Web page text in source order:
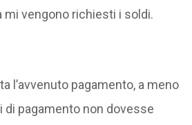
mi vengono richiesti i soldi.
l’avvenuto pagamento, a meno
di pagamento non dovesse